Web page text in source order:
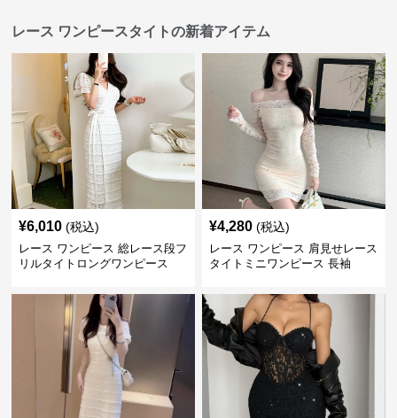
レース ワンピースタイトの新着アイテム
¥6,010 (税込)
レース ワンピース 総レース段フ
リルタイトロングワンピース
¥4,280 (税込)
レース ワンピース 肩見せレース
タイトミニワンピース 長袖